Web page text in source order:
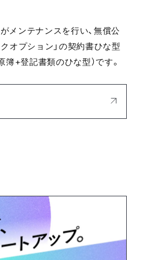
メンテナンスを行い、無償公
オプション」の契約書ひな型
+登記書類のひな型）です。